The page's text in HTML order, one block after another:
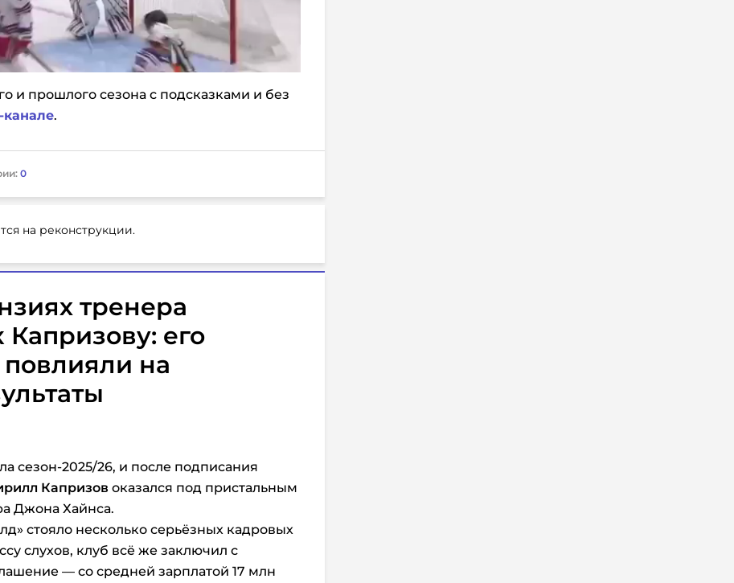
и прошлого сезона с подсказками и без
канале.
0
на реконструкции.
тренера
его
на
сезон-2025/26, и после подписания
Капризов оказался под пристальным
Джона Хайнса.
стояло несколько серьёзных кадровых
слухов, клуб всё же заключил с
— со средней зарплатой 17 млн